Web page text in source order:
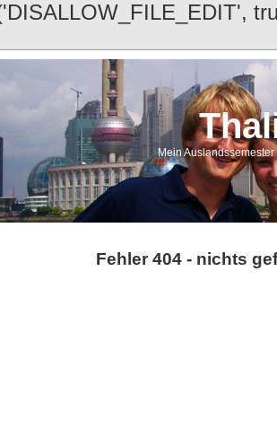
Mein
Fehler 404 - nichts